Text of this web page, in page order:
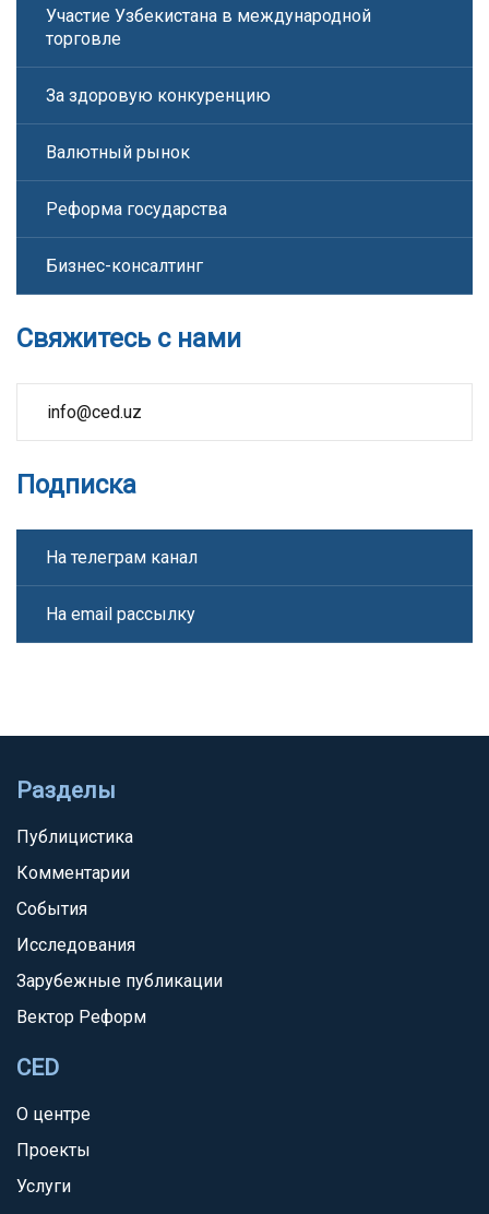
Участие Узбекистана в международной
торговле
За здоровую конкуренцию
Валютный рынок
Реформа государства
Бизнес-консалтинг
Свяжитесь с нами
info@ced.uz
Подписка
На телеграм канал
На email рассылку
Разделы
Публицистика
Комментарии
События
Исследования
Зарубежные публикации
Вектор Реформ
CED
О центре
Проекты
Услуги